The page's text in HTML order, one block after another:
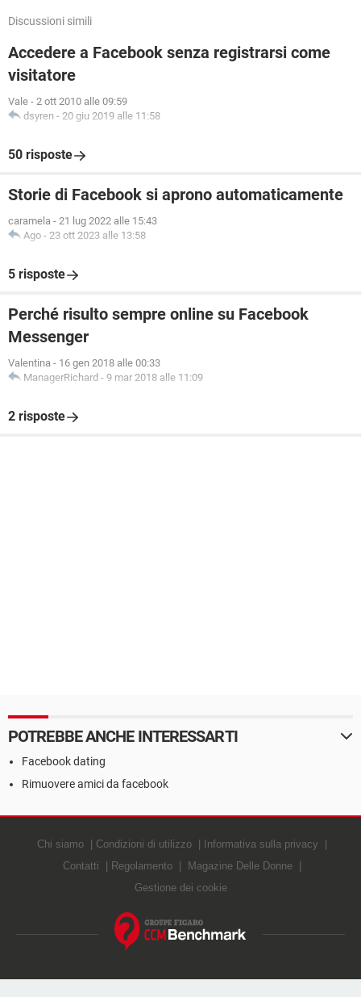
Discussioni simili
Accedere a Facebook senza registrarsi come
visitatore
Vale - 2 ott 2010 alle 09:59
dsyren - 20 giu 2019 alle 11:58
50 risposte
Storie di Facebook si aprono automaticamente
caramela - 21 lug 2022 alle 15:43
Ago - 23 ott 2023 alle 13:58
5 risposte
Perché risulto sempre online su Facebook
Messenger
Valentina - 16 gen 2018 alle 00:33
ManagerRichard - 9 mar 2018 alle 11:09
2 risposte
POTREBBE ANCHE INTERESSARTI
Facebook dating
Rimuovere amici da facebook
Chi siamo Condizioni di utilizzo
Informativa sulla privacy
Contatti
Regolamento
Magazine Delle Donne
Gestione dei cookie